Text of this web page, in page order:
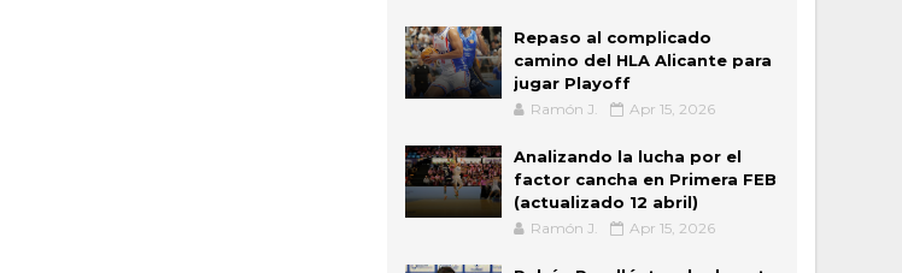
Repaso al complicado
camino del HLA Alicante para
jugar Playoff
Ramón J. Apr 15, 2026
Analizando la lucha por el
factor cancha en Primera FEB
(actualizado 12 abril)
Ramón J. Apr 15, 2026